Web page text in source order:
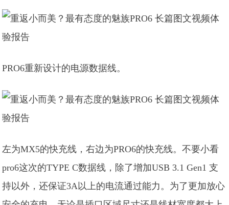
PRO6重新设计的电源数据线。
左为MX5的快充线，右边为PRO6的快充线。不要小看
pro6这次的TYPE C数据线，除了增加USB 3.1 Gen1 支
持以外，还保证3A以上的电流通过能力。为了更加放心